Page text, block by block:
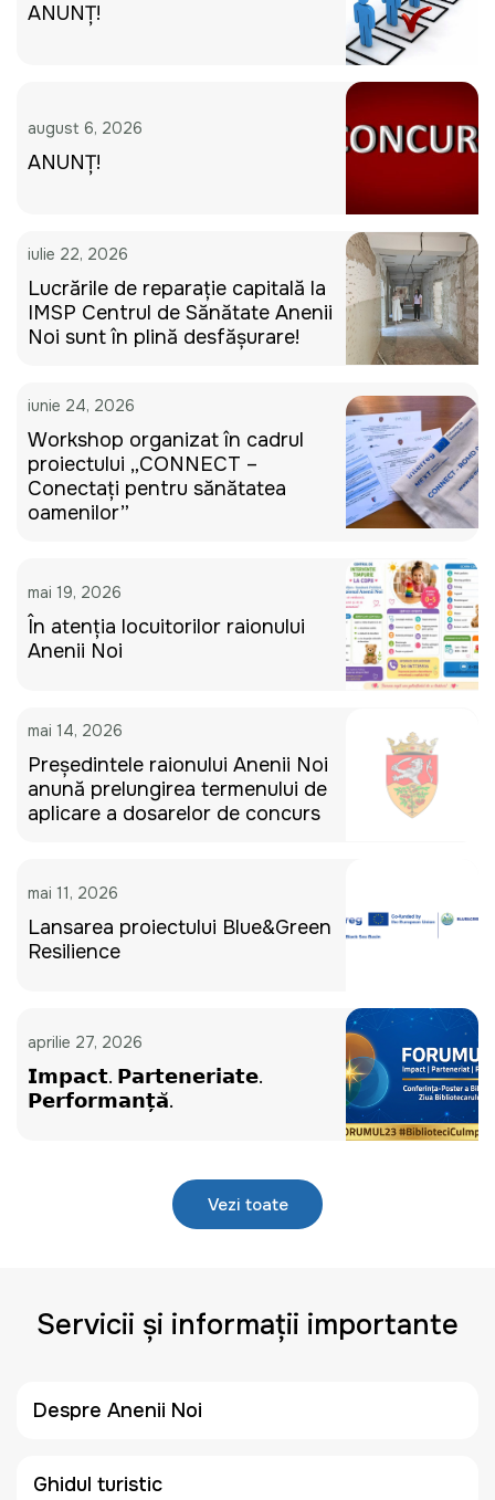
ANUNȚ!
august 6, 2026
ANUNȚ!
iulie 22, 2026
Lucrările de reparație capitală la
IMSP Centrul de Sănătate Anenii
Noi sunt în plină desfășurare!
iunie 24, 2026
Workshop organizat în cadrul
proiectului „CONNECT –
Conectați pentru sănătatea
oamenilor”
mai 19, 2026
În atenția locuitorilor raionului
Anenii Noi
mai 14, 2026
Președintele raionului Anenii Noi
anunță prelungirea termenului de
aplicare a dosarelor de concurs
mai 11, 2026
Lansarea proiectului Blue&Green
Resilience
aprilie 27, 2026
𝗜𝗺𝗽𝗮𝗰𝘁. 𝗣𝗮𝗿𝘁𝗲𝗻𝗲𝗿𝗶𝗮𝘁𝗲.
𝗣𝗲𝗿𝗳𝗼𝗿𝗺𝗮𝗻𝘁̦𝗮̆.
Vezi toate
Servicii și informații importante
Despre Anenii Noi
Ghidul turistic